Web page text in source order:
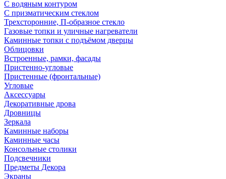
С водяным контуром
С призматическим стеклом
Трехсторонние, П-образное стекло
Газовые топки и уличные нагреватели
Каминные топки с подъёмом дверцы
Облицовки
Встроенные, рамки, фасады
Пристенно-угловые
Пристенные (фронтальные)
Угловые
Аксессуары
Декоративные дрова
Дровницы
Зеркала
Каминные наборы
Каминные часы
Консольные столики
Подсвечники
Предметы Декора
Экраны